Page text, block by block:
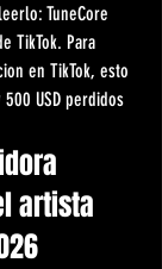
TuneCore
TikTok. Para
en TikTok, esto
USD perdidos
artista